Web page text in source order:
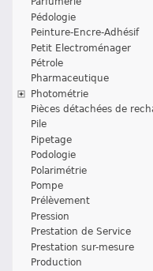
Pédologie
Peinture-Encre-Adhésif
Petit Electroménager
Pétrole
Pharmaceutique
Photométrie
Pièces détachées de
Pile
Pipetage
Podologie
Polarimétrie
Pompe
Prélèvement
Pression
Prestation de Service
Prestation sur-mesure
Production